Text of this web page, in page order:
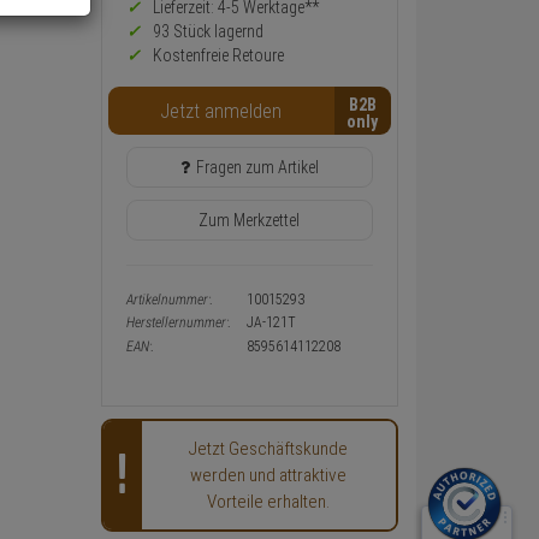
Preis,
Verfügbakeit
und
oder
Konfigurieren-
Button
Lieferzeit: 4-5 Werktage**
93 Stück lagernd
Kostenfreie Retoure
Jetzt anmelden B2B
Fragen zum Artikel
Zum Merkzettel
Artikelnummer:
10015293
Herstellernummer:
JA-121T
EAN:
8595614112208
Jetzt Geschäftskunde
werden und attraktive
Vorteile erhalten.